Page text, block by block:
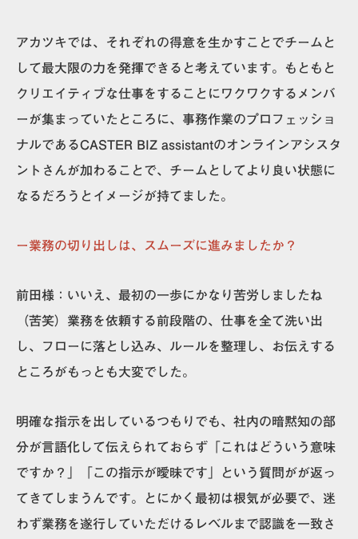
アカツキでは、それぞれの得意を生かすことでチームと
して最大限の力を発揮できると考えています。もともと
クリエイティブな仕事をすることにワクワクするメンバ
ーが集まっていたところに、事務作業のプロフェッショ
ナルであるCASTER BIZ assistantのオンラインアシスタ
ントさんが加わることで、チームとしてより良い状態に
なるだろうとイメージが持てました。
ー業務の切り出しは、スムーズに進みましたか？
前田様： いいえ、最初の一歩にかなり苦労しましたね
（苦笑）業務を依頼する前段階の、仕事を全て洗い出
し、フローに落とし込み、ルールを整理し、お伝えする
ところがもっとも大変でした。
明確な指示を出しているつもりでも、社内の暗黙知の部
分が言語化して伝えられておらず「これはどういう意味
ですか？」「この指示が曖昧です」という質問がが返っ
てきてしまうんです。とにかく最初は根気が必要で、迷
わず業務を遂行していただけるレベルまで認識を一致さ